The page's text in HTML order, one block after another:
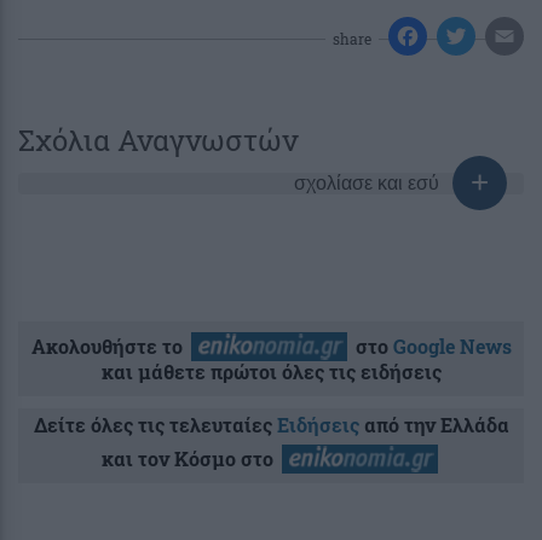
share
Σχόλια Αναγνωστών
σχολίασε και εσύ
Ακολουθήστε το στοGoogle News
και μάθετε πρώτοι όλες τις ειδήσεις
Δείτε όλες τις τελευταίεςΕιδήσειςαπό την Ελλάδα
και τον Κόσμο στο